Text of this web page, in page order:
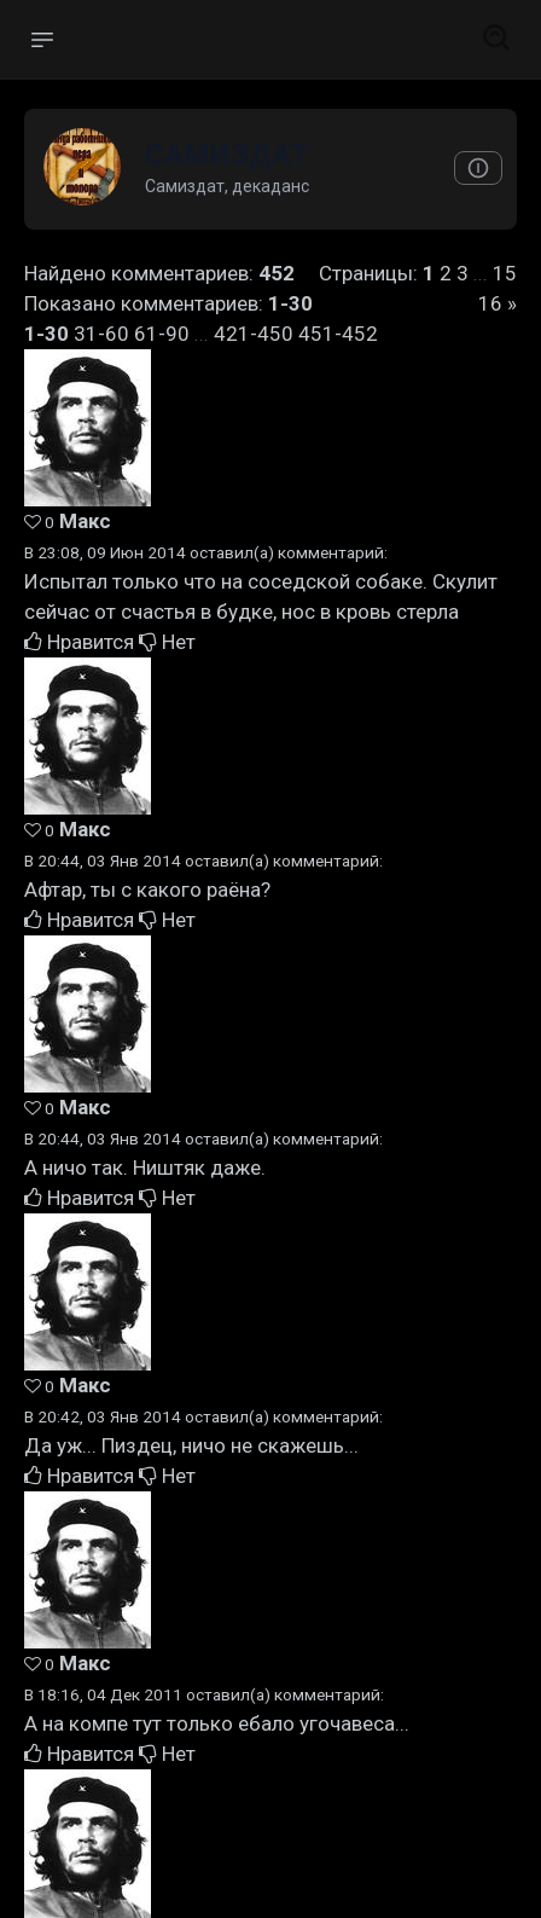
Самиздат, декаданс
Найдено комментариев: 452
Показано комментариев: 1-30
Страницы: 1 2 3 ... 15
16 »
1-30 31-60 61-90 ... 421-450 451-452
0 Макс
В 23:08, 09 Июн 2014 оставил(а) комментарий:
Испытал только что на соседской собаке. Скулит
сейчас от счастья в будке, нос в кровь стерла
Нравится
Нет
0 Макс
В 20:44, 03 Янв 2014 оставил(а) комментарий:
Афтар, ты с какого раёна?
Нравится
Нет
0 Макс
В 20:44, 03 Янв 2014 оставил(а) комментарий:
А ничо так. Ништяк даже.
Нравится
Нет
0 Макс
В 20:42, 03 Янв 2014 оставил(а) комментарий:
Да уж... Пиздец, ничо не скажешь...
Нравится
Нет
0 Макс
В 18:16, 04 Дек 2011 оставил(а) комментарий:
А на компе тут только ебало угочавеса...
Нравится
Нет